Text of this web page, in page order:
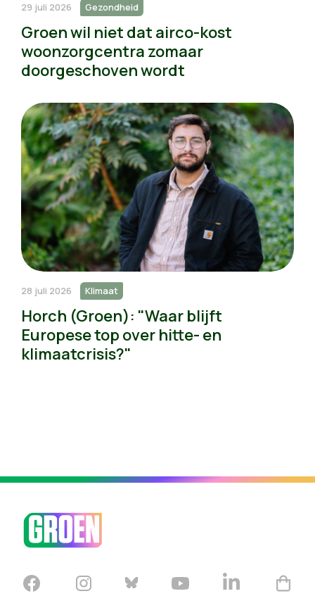
29 juli 2026 Gezondheid
Groen wil niet dat airco-kost
woonzorgcentra zomaar
doorgeschoven wordt
28 juli 2026 Klimaat
Horch (Groen): "Waar blijft
Europese top over hitte- en
klimaatcrisis?"